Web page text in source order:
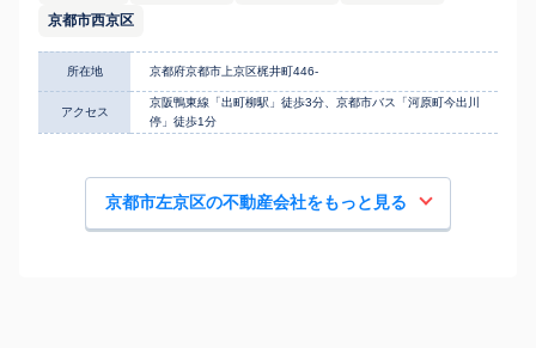
京都市西京区
所在地 京都府京都市上京区梶井町446-
アクセス
京阪鴨東線「出町柳駅」徒歩3分、京都市バス「河原町今出川
停」徒歩1分
京都市左京区の不動産会社をもっと見る